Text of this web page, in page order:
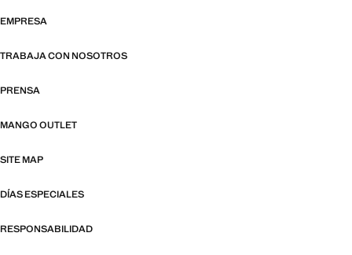
EMPRESA
TRABAJA CON NOSOTROS
PRENSA
MANGO OUTLET
SITE MAP
DÍAS ESPECIALES
RESPONSABILIDAD